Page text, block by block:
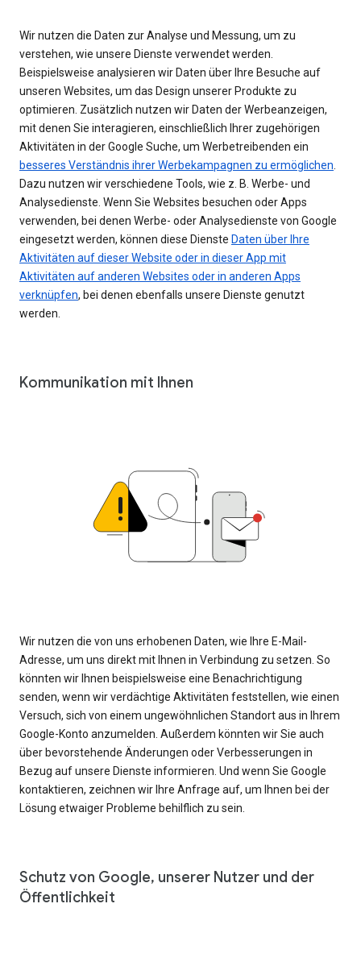
Wir nutzen die Daten zur Analyse und Messung, um zu
verstehen, wie unsere Dienste verwendet werden.
Beispielsweise analysieren wir Daten über Ihre Besuche auf
unseren Websites, um das Design unserer Produkte zu
optimieren. Zusätzlich nutzen wir Daten der Werbeanzeigen,
mit denen Sie interagieren, einschließlich Ihrer zugehörigen
Aktivitäten in der Google Suche, um Werbetreibenden ein
besseres Verständnis ihrer Werbekampagnen zu ermöglichen.
Dazu nutzen wir verschiedene Tools, wie z. B. Werbe- und
Analysedienste. Wenn Sie Websites besuchen oder Apps
verwenden, bei denen Werbe- oder Analysedienste von Google
eingesetzt werden, können diese Dienste Daten über Ihre
Aktivitäten auf dieser Website oder in dieser App mit
Aktivitäten auf anderen Websites oder in anderen Apps
verknüpfen, bei denen ebenfalls unsere Dienste genutzt
werden.
Kommunikation mit Ihnen
Wir nutzen die von uns erhobenen Daten, wie Ihre E-Mail-
Adresse, um uns direkt mit Ihnen in Verbindung zu setzen. So
könnten wir Ihnen beispielsweise eine Benachrichtigung
senden, wenn wir verdächtige Aktivitäten feststellen, wie einen
Versuch, sich von einem ungewöhnlichen Standort aus in Ihrem
Google-Konto anzumelden. Außerdem könnten wir Sie auch
über bevorstehende Änderungen oder Verbesserungen in
Bezug auf unsere Dienste informieren. Und wenn Sie Google
kontaktieren, zeichnen wir Ihre Anfrage auf, um Ihnen bei der
Lösung etwaiger Probleme behilflich zu sein.
Schutz von Google, unserer Nutzer und der
Öffentlichkeit